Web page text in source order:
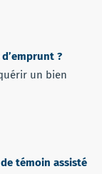
?
un bien
témoin assisté